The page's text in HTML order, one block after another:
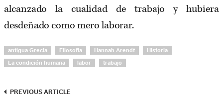
alcanzado la cualidad de trabajo y hubiera
desdeñado como mero laborar.
antigua Grecia Filosofía Hannah Arendt Historia
La condición humana labor trabajo
PREVIOUS ARTICLE